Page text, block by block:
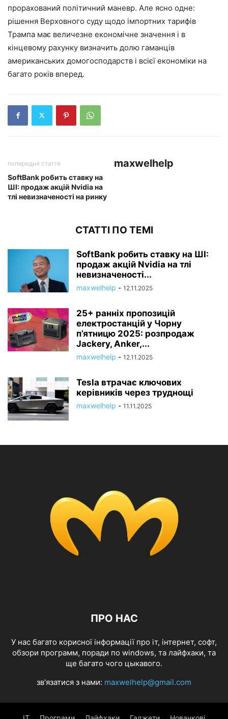
прорахований політичний маневр. Але ясно одне:
рішення Верховного суду щодо імпортних тарифів
Трампа має величезне економічне значення і в
кінцевому рахунку визначить долю гаманців
американських домогосподарств і всієї економіки на
багато років вперед.
попередня стаття
SoftBank робить ставку на
ШІ: продаж акцій Nvidia на
тлі невизначеності на ринку
maxwelhelp
СТАТТІ ПО ТЕМІ
SoftBank робить ставку на ШІ:
продаж акцій Nvidia на тлі
невизначеності...
maxwelhelp - 12.11.2025
25+ ранніх пропозицій
електростанцій у Чорну
п’ятницю 2025: розпродаж
Jackery, Anker,...
maxwelhelp - 12.11.2025
Tesla втрачає ключових
керівників через труднощі
maxwelhelp - 11.11.2025
ПРО НАС
У нас багато корисної інформації про іт, інтернет, софт,
обзори программ, поради по windows, та лайфхаки, та
ще багато чого цыкавого.
зв'язатися з нами: maxwelhelp@gmail.com